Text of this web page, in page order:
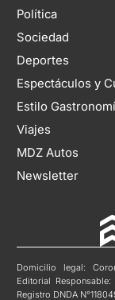
Política
Sociedad
Deportes
Espectáculos y
Estilo
Viajes
MDZ Autos
Newsletter
Domicilio legal:
Editorial
Registro DNDA